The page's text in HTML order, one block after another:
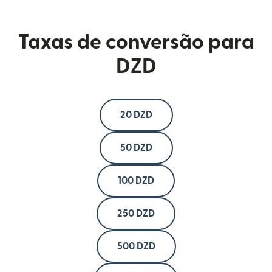
Taxas de conversão para
DZD
20 DZD
50 DZD
100 DZD
250 DZD
500 DZD